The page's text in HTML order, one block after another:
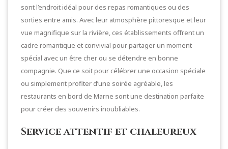
sont l’endroit idéal pour des repas romantiques ou des
sorties entre amis. Avec leur atmosphère pittoresque et leur
vue magnifique sur la rivière, ces établissements offrent un
cadre romantique et convivial pour partager un moment
spécial avec un être cher ou se détendre en bonne
compagnie. Que ce soit pour célébrer une occasion spéciale
ou simplement profiter d’une soirée agréable, les
restaurants en bord de Marne sont une destination parfaite
pour créer des souvenirs inoubliables.
Service attentif et chaleureux